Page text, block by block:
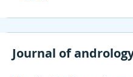
Journal of